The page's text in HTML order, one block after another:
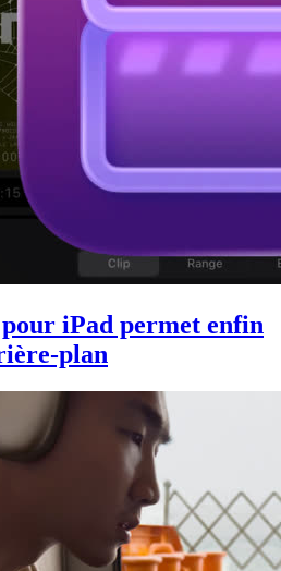
iPad permet enfin
plan